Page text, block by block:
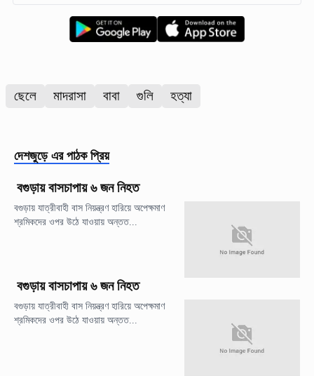
ছেলে মাদরাসা বাবা গুলি হত্যা
দেশজুড়ে এর পাঠক প্রিয়
বগুড়ায় বাসচাপায় ৬ জন নিহত
বগুড়ায় যাত্রীবাহী বাস নিয়ন্ত্রণ হারিয়ে অপেক্ষমাণ
শ্রমিকদের ওপর উঠে যাওয়ায় অন্তত...
বগুড়ায় বাসচাপায় ৬ জন নিহত
বগুড়ায় যাত্রীবাহী বাস নিয়ন্ত্রণ হারিয়ে অপেক্ষমাণ
শ্রমিকদের ওপর উঠে যাওয়ায় অন্তত...